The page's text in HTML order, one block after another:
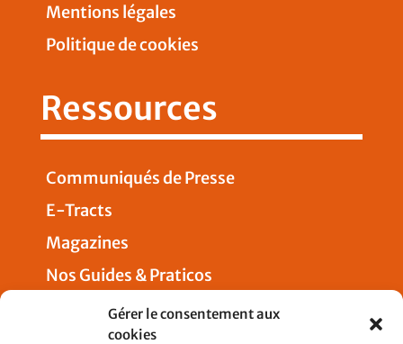
Gérer le consentement aux
cookies
Mentions légales
Politique de cookies
Ressources
Communiqués de Presse
E-Tracts
Magazines
Nos Guides & Praticos